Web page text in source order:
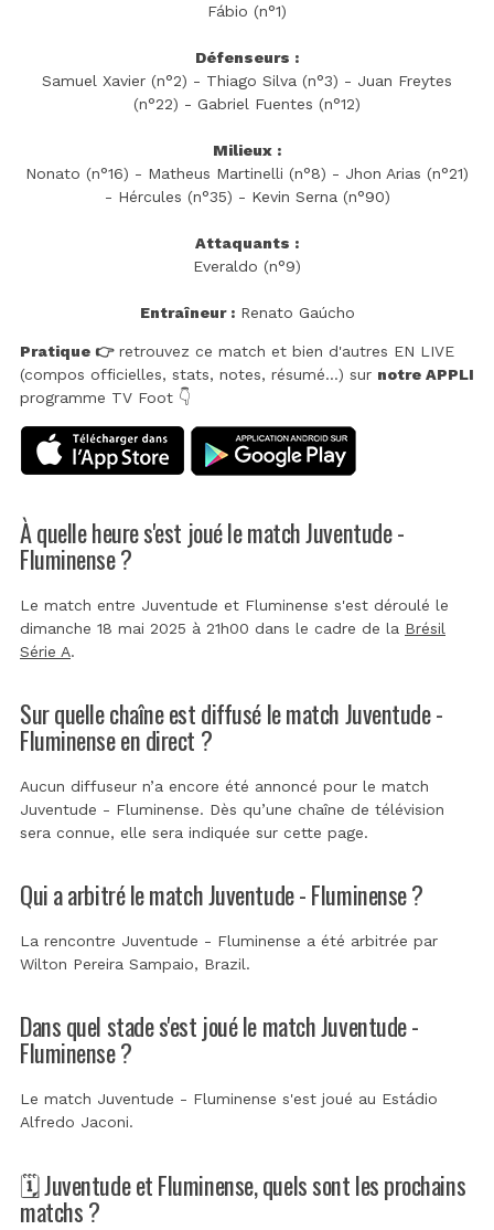
Fábio (n°1)
Défenseurs :
Samuel Xavier (n°2) - Thiago Silva (n°3) - Juan Freytes
(n°22) - Gabriel Fuentes (n°12)
Milieux :
Nonato (n°16) - Matheus Martinelli (n°8) - Jhon Arias (n°21)
- Hércules (n°35) - Kevin Serna (n°90)
Attaquants :
Everaldo (n°9)
Entraîneur :Renato Gaúcho
Pratique 👉retrouvez ce match et bien d'autres EN LIVE
(compos officielles, stats, notes, résumé...) sur notre APPLI
programme TV Foot 👇
À quelle heure s'est joué le match Juventude -
Fluminense ?
Le match entre Juventude et Fluminense s'est déroulé le
dimanche 18 mai 2025 à 21h00 dans le cadre de la Brésil
Série A.
Sur quelle chaîne est diffusé le match Juventude -
Fluminense en direct ?
Aucun diffuseur n’a encore été annoncé pour le match
Juventude - Fluminense. Dès qu’une chaîne de télévision
sera connue, elle sera indiquée sur cette page.
Qui a arbitré le match Juventude - Fluminense ?
La rencontre Juventude - Fluminense a été arbitrée par
Wilton Pereira Sampaio, Brazil.
Dans quel stade s'est joué le match Juventude -
Fluminense ?
Le match Juventude - Fluminense s'est joué au Estádio
Alfredo Jaconi.
🗓️ Juventude et Fluminense, quels sont les prochains
matchs ?